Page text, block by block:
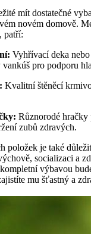
mít dostatečné
novém domově.
patří:
Vyhřívací deka
vankúš pro podporu
Kvalitní štěněcí
Různorodé hračky
zubů zdravých.
položek je také
socializaci a
výbavou
mu šťastný a